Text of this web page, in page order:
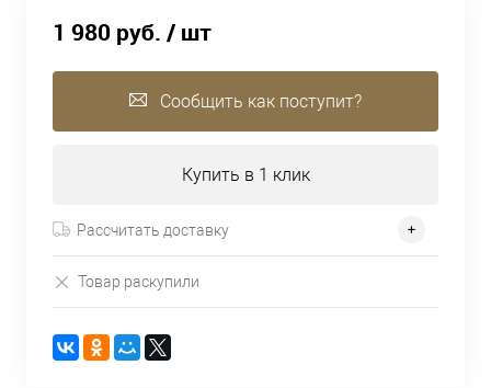
1 980 руб. / шт
Сообщить как поступит?
Купить в 1 клик
Рассчитать доставку
Товар раскупили